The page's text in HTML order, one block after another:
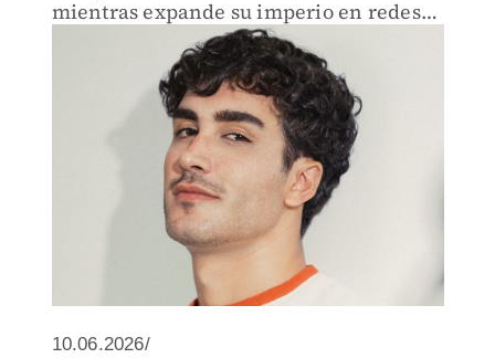
mientras expande su imperio en redes
sociales con una nueva serie
10.06.2026/